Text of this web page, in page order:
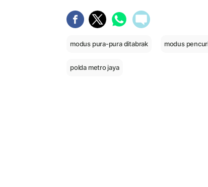
modus pura-pura ditabrak modus
polda metro jaya